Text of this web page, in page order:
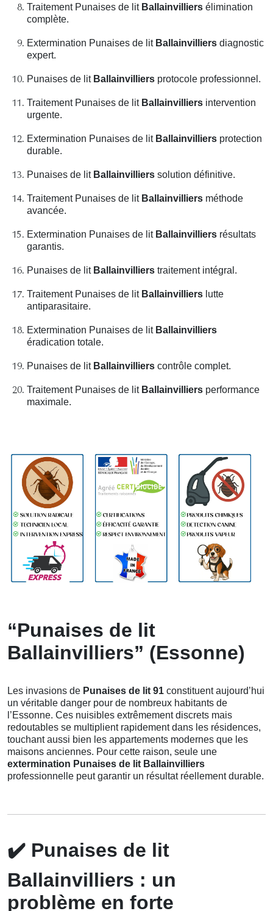
Traitement Punaises de lit Ballainvilliers élimination
complète.
Extermination Punaises de lit Ballainvilliers diagnostic
expert.
Punaises de lit Ballainvilliers protocole professionnel.
Traitement Punaises de lit Ballainvilliers intervention
urgente.
Extermination Punaises de lit Ballainvilliers protection
durable.
Punaises de lit Ballainvilliers solution définitive.
Traitement Punaises de lit Ballainvilliers méthode
avancée.
Extermination Punaises de lit Ballainvilliers résultats
garantis.
Punaises de lit Ballainvilliers traitement intégral.
Traitement Punaises de lit Ballainvilliers lutte
antiparasitaire.
Extermination Punaises de lit Ballainvilliers
éradication totale.
Punaises de lit Ballainvilliers contrôle complet.
Traitement Punaises de lit Ballainvilliers performance
maximale.
“Punaises de lit
Ballainvilliers” (Essonne)
Les invasions de Punaises de lit 91 constituent aujourd’hui
un véritable danger pour de nombreux habitants de
l’Essonne. Ces nuisibles extrêmement discrets mais
redoutables se multiplient rapidement dans les résidences,
touchant aussi bien les appartements modernes que les
maisons anciennes. Pour cette raison, seule une
extermination Punaises de lit Ballainvilliers
professionnelle peut garantir un résultat réellement durable.
✔️ Punaises de lit
Ballainvilliers : un
problème en forte